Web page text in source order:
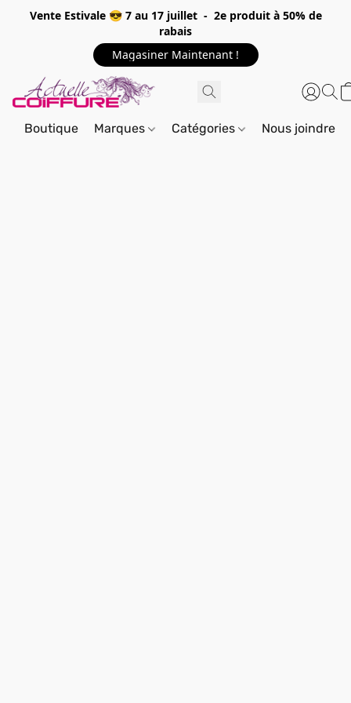
Vente Estivale 😎 7 au 17 juillet - 2e produit à 50% de
rabais
Magasiner Maintenant !
Boutique Marques Catégories Nous joindre